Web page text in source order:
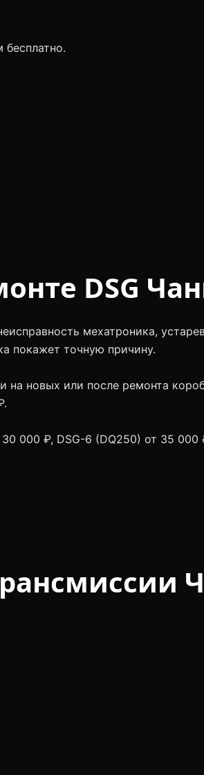
DSG
мехатроника,
покажет точную причину.
на новых или после ремонта
000 ₽, DSG-6 (DQ250) от 35 000